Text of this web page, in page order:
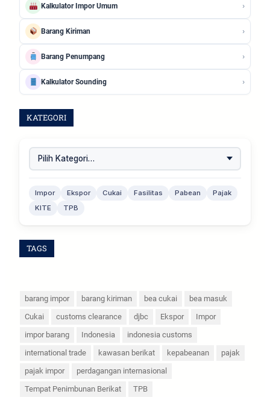
Kalkulator Impor Umum ›
Barang Kiriman ›
Barang Penumpang ›
Kalkulator Sounding ›
KATEGORI
Impor Ekspor Cukai Fasilitas Pabean
Pajak
KITE
TPB
TAGS
barang impor barang kiriman bea cukai
bea masuk
Cukai
customs clearance djbc Ekspor
Impor
impor barang
Indonesia
indonesia customs
international trade
kawasan berikat kepabeanan
pajak
pajak impor
perdagangan internasional
Tempat Penimbunan Berikat
TPB